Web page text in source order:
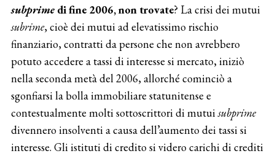
subprimedi fine 2006, non trovate? La crisi dei mutui
subrime, cioè dei mutui ad elevatissimo rischio
finanziario, contratti da persone che non avrebbero
potuto accedere a tassi di interesse si mercato, iniziò
nella seconda metà del 2006, allorché cominciò a
sgonfiarsi la bolla immobiliare statunitense e
contestualmente molti sottoscrittori di mutuisubprime
divennero insolventi a causa dell’aumento dei tassi si
interesse. Gli istituti di credito si videro carichi di crediti